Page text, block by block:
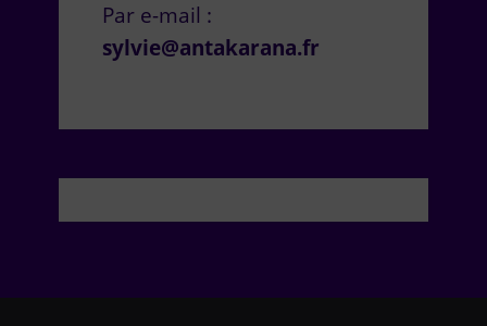
Par e-mail :
sylvie@antakarana.fr